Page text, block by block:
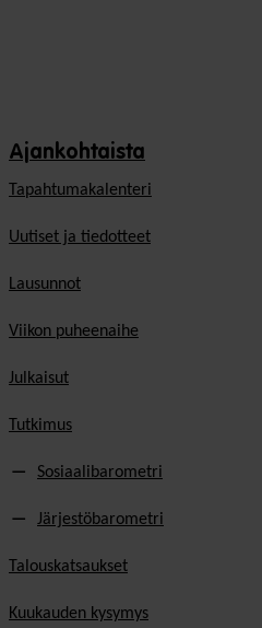
Ajankohtaista
Tapahtumakalenteri
Uutiset ja tiedotteet
Lausunnot
Viikon puheenaihe
Julkaisut
Tutkimus
Sosiaalibarometri
Järjestöbarometri
Talouskatsaukset
Kuukauden kysymys